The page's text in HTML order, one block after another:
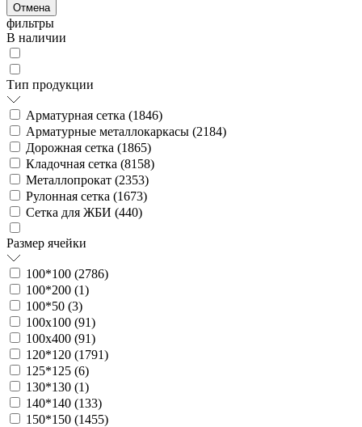
Отмена
фильтры
В наличии
Тип продукции
Арматурная сетка (1846)
Арматурные металлокаркасы (2184)
Дорожная сетка (1865)
Кладочная сетка (8158)
Металлопрокат (2353)
Рулонная сетка (1673)
Сетка для ЖБИ (440)
Размер ячейки
100*100 (2786)
100*200 (1)
100*50 (3)
100х100 (91)
100х400 (91)
120*120 (1791)
125*125 (6)
130*130 (1)
140*140 (133)
150*150 (1455)